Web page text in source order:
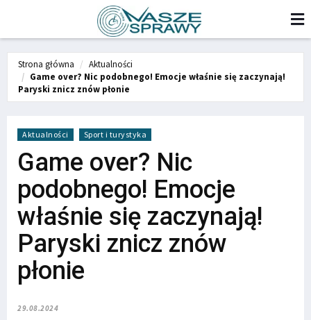
Strona główna
Aktualności
Game over? Nic podobnego! Emocje właśnie się zaczynają!
Paryski znicz znów płonie
Aktualności Sport i turystyka
Game over? Nic
podobnego! Emocje
właśnie się zaczynają!
Paryski znicz znów
płonie
29.08.2024